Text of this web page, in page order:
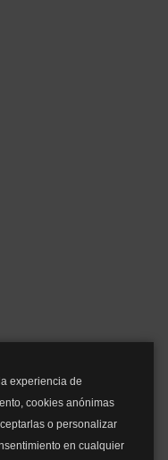
experiencia de
cookies anónimas
o personalizar
en cualquier